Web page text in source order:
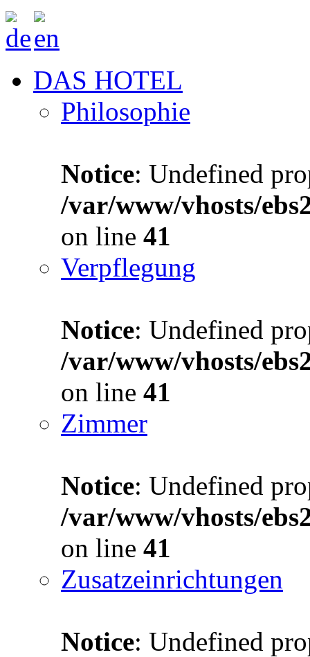
DAS HOTEL
Philosophie
Notice: Undefined
/var/www/vhosts/
on line 41
Verpflegung
Notice: Undefined
/var/www/vhosts/
on line 41
Zimmer
Notice: Undefined
/var/www/vhosts/
on line 41
Zusatzeinrichtungen
Notice: Undefined